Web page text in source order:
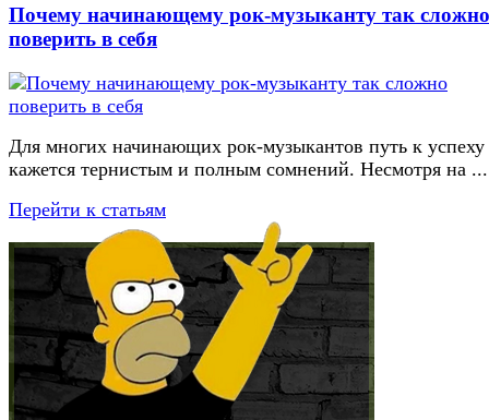
Почему начинающему рок-музыканту так сложно
поверить в себя
Для многих начинающих рок-музыкантов путь к успеху
кажется тернистым и полным сомнений. Несмотря на ...
Перейти к статьям